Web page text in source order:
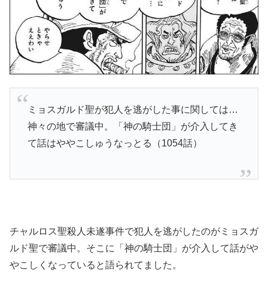
ミョスガルド聖が犯人を逃がした事に関しては…
神々の地で審議中。「神の騎士団」が介入してき
て話はややこしゅうなっとる（1054話）
チャルロス聖殺人未遂事件で犯人を逃がしたのがミョスガ
ルド聖で審議中。そこに「神の騎士団」が介入して話がや
やこしくなっていると語られてました。